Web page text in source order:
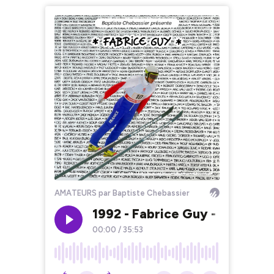
AMATEURS par Baptiste Chebassier
1992 - Fabrice Guy -
00:00 / 35:53